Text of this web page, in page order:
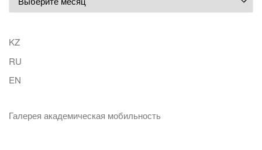
KZ
RU
EN
Галерея академическая мобильность